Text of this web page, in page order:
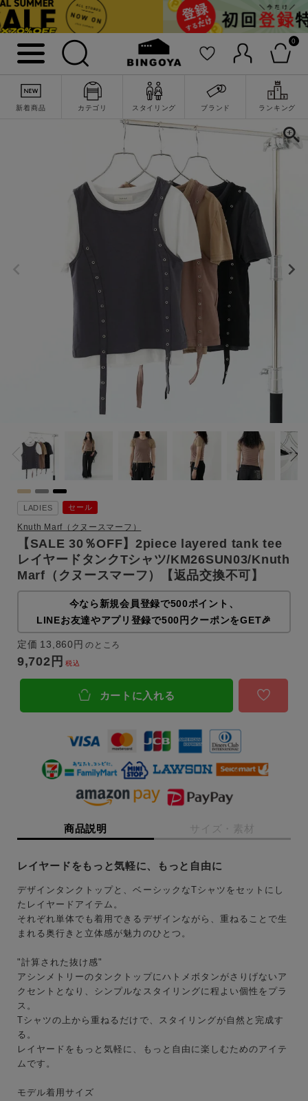
0
新着商品 カテゴリ スタイリング ブランド ランキング
詳細検索
キーワード
性別
MENS LADIES KIDS
カテゴリ
LADIES セール
Knuth Marf（クヌースマーフ）
【SALE 30％OFF】2piece layered tank tee
レイヤードタンクTシャツ/KM26SUN03/Knuth
Marf（クヌースマーフ）【返品交換不可】
今なら新規会員登録で500ポイント、
LINEお友達やアプリ登録で500円クーポンをGET🎉
定価 13,860 のところ
9,702 税込
カートに入れる
商品説明 サイズ・素材
レイヤードをもっと気軽に、もっと自由に
デザインタンクトップと、ベーシックなTシャツをセットにし
たレイヤードアイテム。
それぞれ単体でも着用できるデザインながら、重ねることで生
まれる奥行きと立体感が魅力のひとつ。
"計算された抜け感"
アシンメトリーのタンクトップにハトメボタンがさりげないア
クセントとなり、シンプルなスタイリングに程よい個性をプラ
ス。
Tシャツの上から重ねるだけで、スタイリングが自然と完成す
る。
レイヤードをもっと気軽に、もっと自由に楽しむためのアイテ
ムです。
モデル着用サイズ